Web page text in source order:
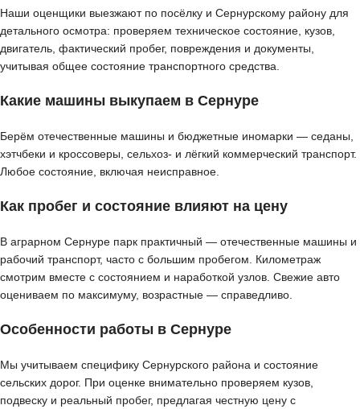
Наши оценщики выезжают по посёлку и Сернурскому району для
детального осмотра: проверяем техническое состояние, кузов,
двигатель, фактический пробег, повреждения и документы,
учитывая общее состояние транспортного средства.
Какие машины выкупаем в Сернуре
Берём отечественные машины и бюджетные иномарки — седаны,
хэтчбеки и кроссоверы, сельхоз- и лёгкий коммерческий транспорт.
Любое состояние, включая неисправное.
Как пробег и состояние влияют на цену
В аграрном Сернуре парк практичный — отечественные машины и
рабочий транспорт, часто с большим пробегом. Километраж
смотрим вместе с состоянием и наработкой узлов. Свежие авто
оцениваем по максимуму, возрастные — справедливо.
Особенности работы в Сернуре
Мы учитываем специфику Сернурского района и состояние
сельских дорог. При оценке внимательно проверяем кузов,
подвеску и реальный пробег, предлагая честную цену с